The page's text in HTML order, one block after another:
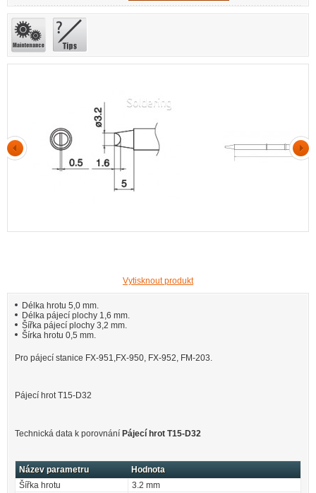
Vytisknout produkt
Délka hrotu 5,0 mm.
Délka pájecí plochy 1,6 mm.
Šířka pájecí plochy 3,2 mm.
Šírka hrotu 0,5 mm.
Pro pájecí stanice FX-951,FX-950, FX-952, FM-203.
Pájecí hrot T15-D32
Technická data k porovnání Pájecí hrot T15-D32
Název parametru
Hodnota
Šířka hrotu
3.2 mm